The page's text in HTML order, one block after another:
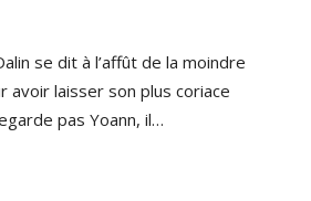
se dit à l’affût de la moindre
avoir laisser son plus coriace
pas Yoann, il…